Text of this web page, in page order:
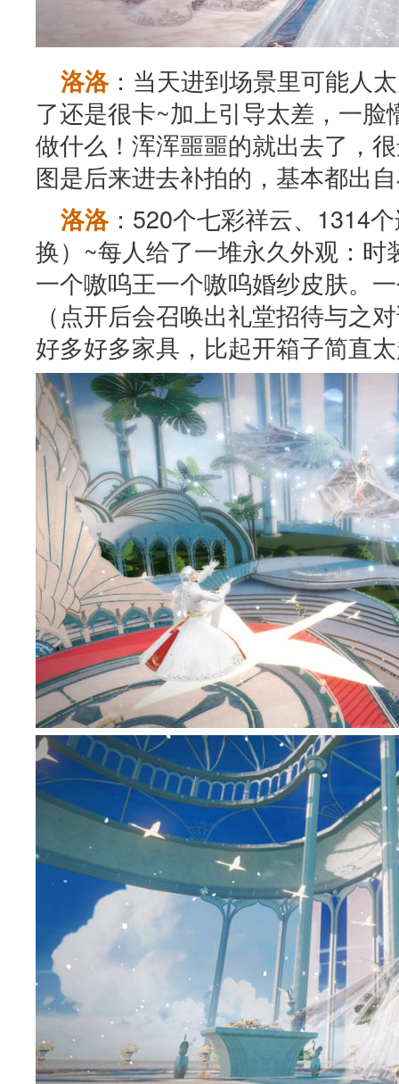
洛洛：当天进到场景里可能人
了还是很卡~加上引导太差，一
做什么！浑浑噩噩的就出去了，
图是后来进去补拍的，基本都出
洛洛：520个七彩祥云、1314
换）~每人给了一堆永久外观：时
一个嗷呜王一个嗷呜婚纱皮肤。
（点开后会召唤出礼堂招待与之
好多好多家具，比起开箱子简直